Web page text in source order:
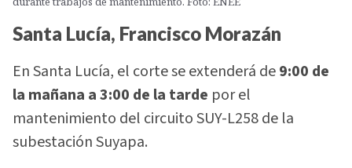
Santa Lucía, Francisco Morazán
En Santa Lucía, el corte se extenderá de9:00 de
la mañana a 3:00 de la tarde por el
mantenimiento del circuito SUY-L258 de la
subestación Suyapa.